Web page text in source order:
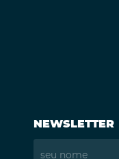
NEWSLETTER